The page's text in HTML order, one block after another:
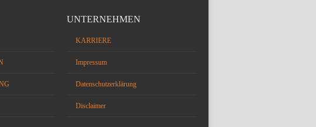
UNTERNEHMEN
KARRIERE
Impressum
Datenschutzerklärung
Disclaimer